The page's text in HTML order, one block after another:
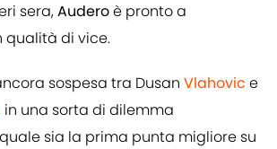
sera,Auderoè pronto a
qualità di vice.
sospesa tra Dusan Vlahovic e
in una sorta di dilemma
sia la prima punta migliore su